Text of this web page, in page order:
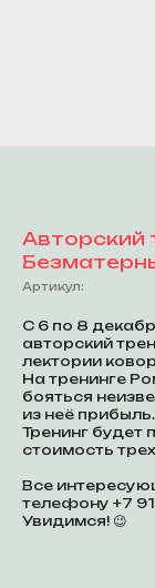
Авторский
Артикул:
С 6 по 8
авторский
лектории
На тренинге
бояться
из неё прибыль.
Тренинг будет
стоимость
Все
телефону +7
Увидимся! 😉